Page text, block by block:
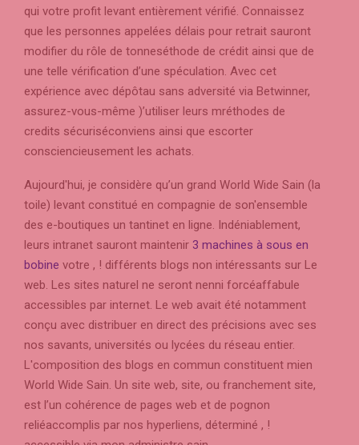
qui votre profit levant entièrement vérifié. Connaissez
que les personnes appelées délais pour retrait sauront
modifier du rôle de tonneséthode de crédit ainsi que de
une telle vérification d’une spéculation. Avec cet
expérience avec dépôtau sans adversité via Betwinner,
assurez-vous-même )’utiliser leurs mréthodes de
credits sécuriséconviens ainsi que escorter
consciencieusement les achats.
Aujourd'hui, je considère qu’un grand World Wide Sain (la
toile) levant constitué en compagnie de son'ensemble
des e-boutiques un tantinet en ligne. Indéniablement,
leurs intranet sauront maintenir 3 machines à sous en
bobine votre , ! différents blogs non intéressants sur Le
web. Les sites naturel ne seront nenni forcéaffabule
accessibles par internet. Le web avait été notamment
conçu avec distribuer en direct des précisions avec ses
nos savants, universités ou lycées du réseau entier.
L'composition des blogs en commun constituent mien
World Wide Sain. Un site web, site, ou franchement site,
est l’un cohérence de pages web et de pognon
reliéaccomplis par nos hyperliens, déterminé , !